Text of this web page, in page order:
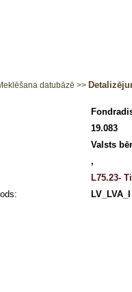
datubāzē >>
19.083
Valsts
,
L75.23-